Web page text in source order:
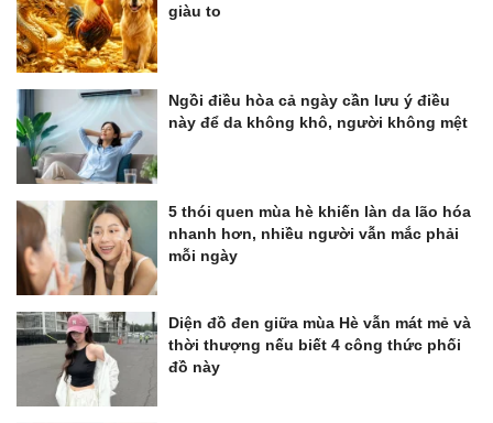
giàu to
Ngồi điều hòa cả ngày cần lưu ý điều
này để da không khô, người không mệt
5 thói quen mùa hè khiến làn da lão hóa
nhanh hơn, nhiều người vẫn mắc phải
mỗi ngày
Diện đồ đen giữa mùa Hè vẫn mát mẻ và
thời thượng nếu biết 4 công thức phối
đồ này